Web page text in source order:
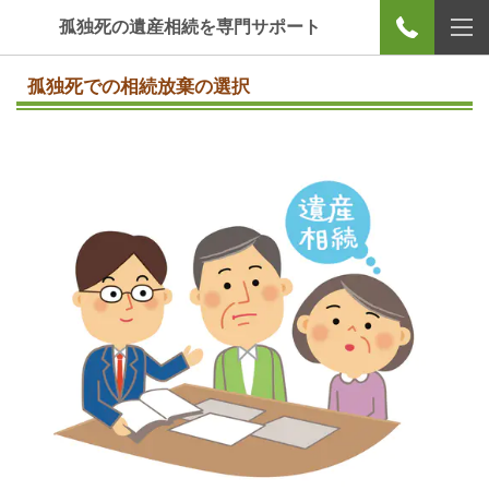
孤独死の遺産相続を専門サポート
孤独死での相続放棄の選択